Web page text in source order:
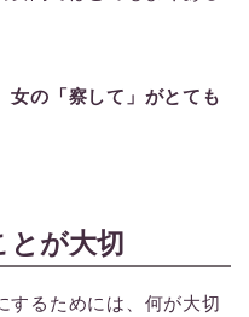
女の「察して」がとても
が大切
するためには、何が大切